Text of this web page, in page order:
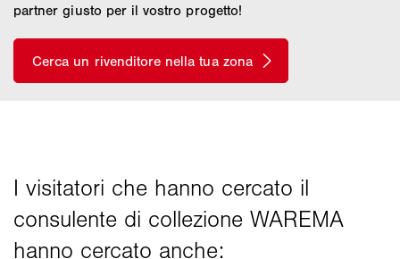
partner giusto per il vostro progetto!